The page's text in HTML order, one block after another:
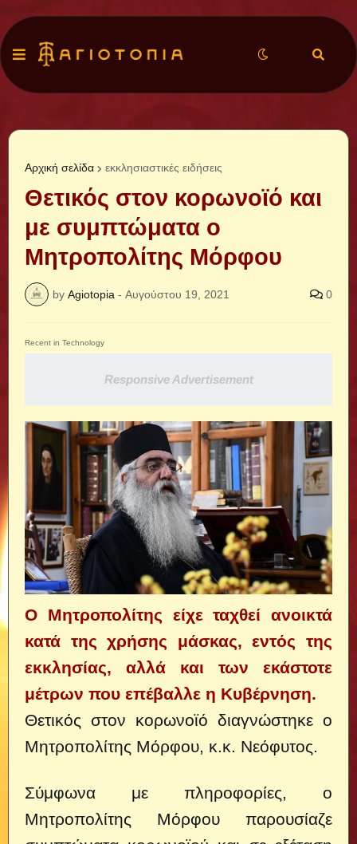
Αρχική σελίδα εκκλησιαστικές ειδήσεις
Θετικός στον κορωνοϊό και
με συμπτώματα ο
Μητροπολίτης Μόρφου
by Agiotopia - Αυγούστου 19, 2021 0
Recent in Technology
Responsive Advertisement
Ο Μητροπολίτης είχε ταχθεί ανοικτά
κατά της χρήσης μάσκας, εντός της
εκκλησίας, αλλά και των εκάστοτε
μέτρων που επέβαλλε η Κυβέρνηση.
Θετικός στον κορωνοϊό διαγνώστηκε ο
Μητροπολίτης Μόρφου, κ.κ. Νεόφυτος.
Σύμφωνα με πληροφορίες, ο
Μητροπολίτης Μόρφου παρουσίαζε